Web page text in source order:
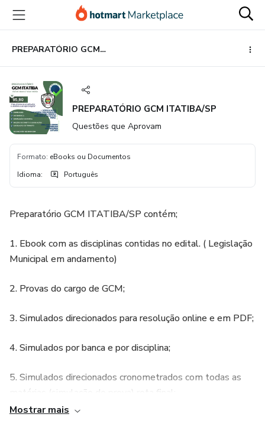
para
conteúdo
principal
para
pagamento
para
rodapé
PREPARATÓRIO GCM ITATIBA/SP
PREPARATÓRIO GCM ITATIBA/SP
Questões que Aprovam
Formato: eBooks ou Documentos
Idioma: Português
Preparatório GCM ITATIBA/SP contém;
1. Ebook com as disciplinas contidas no edital. ( Legislação
Municipal em andamento)
2. Provas do cargo de GCM;
3. Simulados direcionados para resolução online e em PDF;
4. Simulados por banca e por disciplina;
5. Simulados direcionados cronometrados com todas as
matérias (simulação de prova) reta final;
Mostrar mais